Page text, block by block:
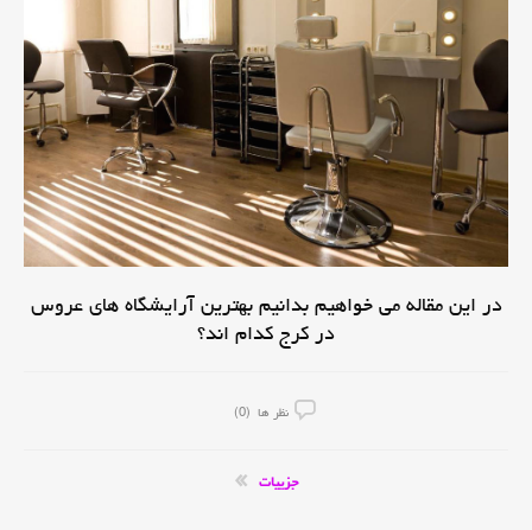
در این مقاله می خواهیم بدانیم بهترین آرایشگاه های عروس
در کرج کدام اند؟
نظر ها (0)
جزییات